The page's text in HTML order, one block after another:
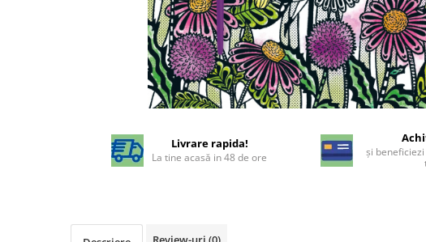
Livrare rapida!
La tine acasă in 48 de ore
şi